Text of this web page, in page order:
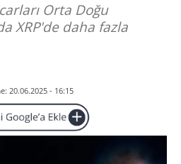
Orta Doğu
XRP'de daha fazla
20.06.2025 - 16:15